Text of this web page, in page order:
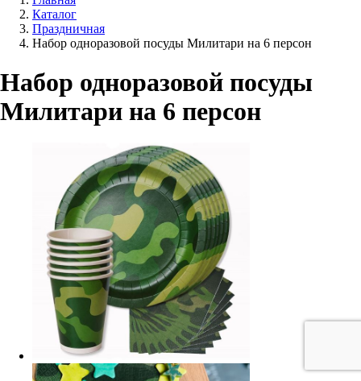
Каталог
Праздничная
Набор одноразовой посуды Милитари на 6 персон
Набор одноразовой посуды
Милитари на 6 персон